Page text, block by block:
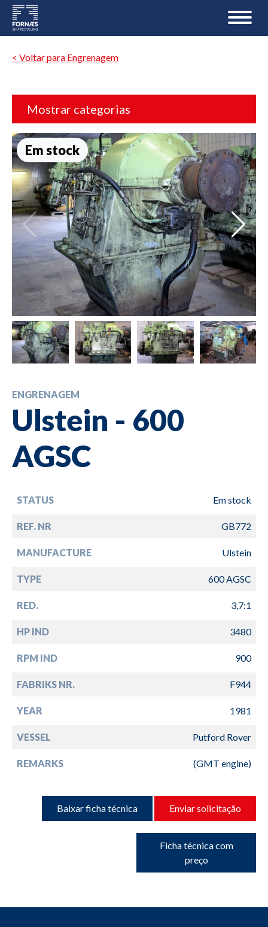
< Voltar para Engrenagem
Mostrar categorias
Em stock
ENGRENAGEM
Ulstein - 600
AGSC
STATUS Em stock
REF. NR GB772
MANUFACTURE Ulstein
TYPE 600 AGSC
RED. 3,7:1
HP IND 3480
RPM IND 900
FABRIKS NR. F944
YEAR 1981
VESSEL Putford Rover
REMARKS (GMT engine)
Baixar ficha técnica Enviar solicitação
Ficha técnica com
preço